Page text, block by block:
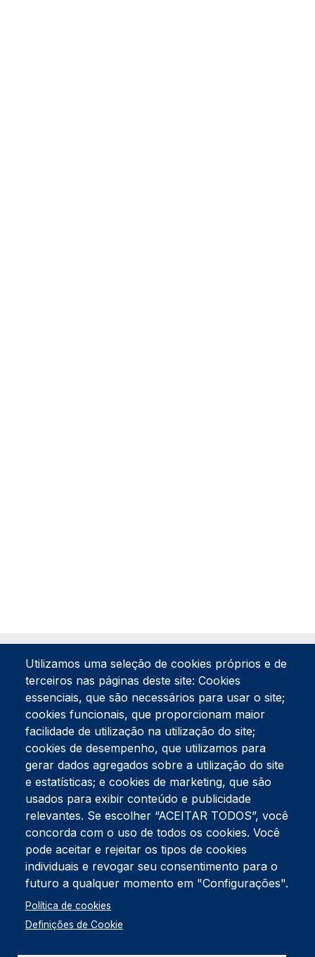
Tel:234 390 100Fax:234 390 100
Endereço Postal
Apartado 42
Rua Gil Eanes 31
3834-908 Gafanha da Nazaré
Estúdios
Rua Prior Guerra
Edifício do Centro Cultural da Gafanha da Nazaré
3830-556 Gafanha da Nazaré
Rodapé
Cookies
Política de Privacidade
Utilizamos uma seleção de cookies próprios e de
terceiros nas páginas deste site: Cookies
essenciais, que são necessários para usar o site;
cookies funcionais, que proporcionam maior
facilidade de utilização na utilização do site;
cookies de desempenho, que utilizamos para
gerar dados agregados sobre a utilização do site
e estatísticas; e cookies de marketing, que são
usados para exibir conteúdo e publicidade
relevantes. Se escolher “ACEITAR TODOS”, você
concorda com o uso de todos os cookies. Você
pode aceitar e rejeitar os tipos de cookies
individuais e revogar seu consentimento para o
futuro a qualquer momento em "Configurações".
Política de cookies
Definições de Cookie